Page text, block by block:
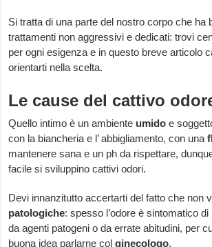
Si tratta di una parte del nostro corpo che ha
trattamenti non aggressivi e dedicati: trovi
per ogni esigenza e in questo breve articolo
orientarti nella scelta.
Le cause del cattivo
Quello intimo è un ambiente umido e
con la biancheria e l’ abbigliamento, con una
mantenere sana e un ph da rispettare,
facile si sviluppino cattivi odori.
Devi innanzitutto accertarti del fatto che non
patologiche: spesso l’odore è sintomatico
da agenti patogeni o da errate abitudini, per
buona idea parlarne colginecologo.